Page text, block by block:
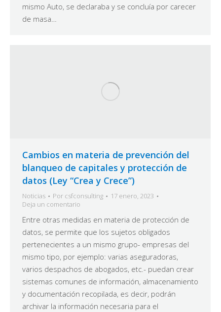
mismo Auto, se declaraba y se concluía por carecer
de masa…
Cambios en materia de prevención del
blanqueo de capitales y protección de
datos (Ley “Crea y Crece”)
Noticias Por csfconsulting
17 enero, 2023
Deja un comentario
Entre otras medidas en materia de protección de
datos, se permite que los sujetos obligados
pertenecientes a un mismo grupo- empresas del
mismo tipo, por ejemplo: varias aseguradoras,
varios despachos de abogados, etc.- puedan crear
sistemas comunes de información, almacenamiento
y documentación recopilada, es decir, podrán
archivar la información necesaria para el